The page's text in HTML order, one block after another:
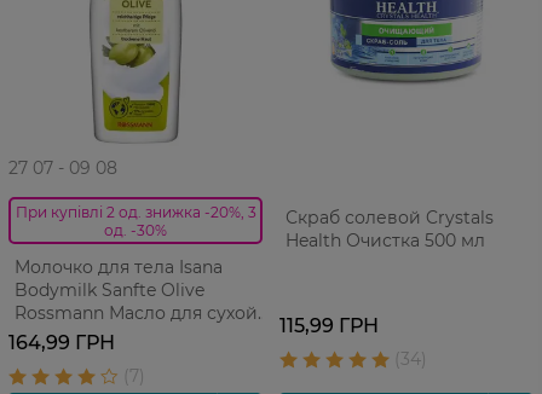
27 07 - 09 08
При купівлі 2 од. знижка -20%, 3
од. -30%
Молочко для тела Isana
Bodymilk Sanfte Olive
Rossmann Масло для сухой
кожи 400 мл
164,99 ГРН
Скраб солевой Crystals
Health Очистка 500 мл
115,99 ГРН